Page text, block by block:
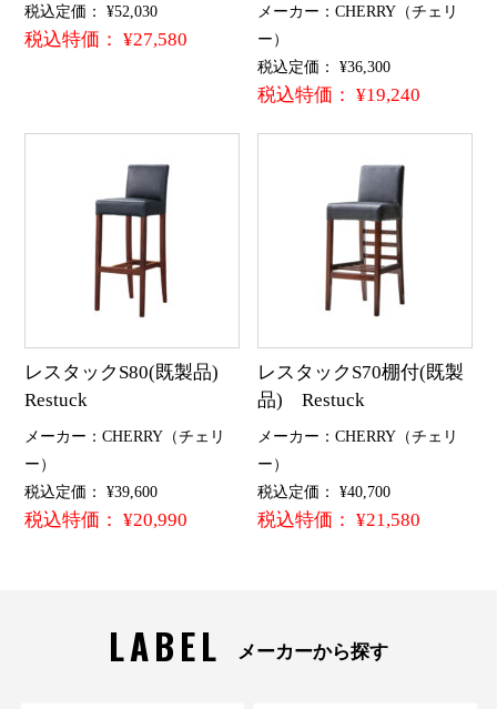
税込定価： ¥52,030
税込特価： ¥27,580
メーカー：CHERRY（チェリ
ー）
税込定価： ¥36,300
税込特価： ¥19,240
レスタックS80(既製品)
Restuck
メーカー：CHERRY（チェリ
ー）
税込定価： ¥39,600
税込特価： ¥20,990
レスタックS70棚付(既製
品) Restuck
メーカー：CHERRY（チェリ
ー）
税込定価： ¥40,700
税込特価： ¥21,580
LABEL メーカーから探す